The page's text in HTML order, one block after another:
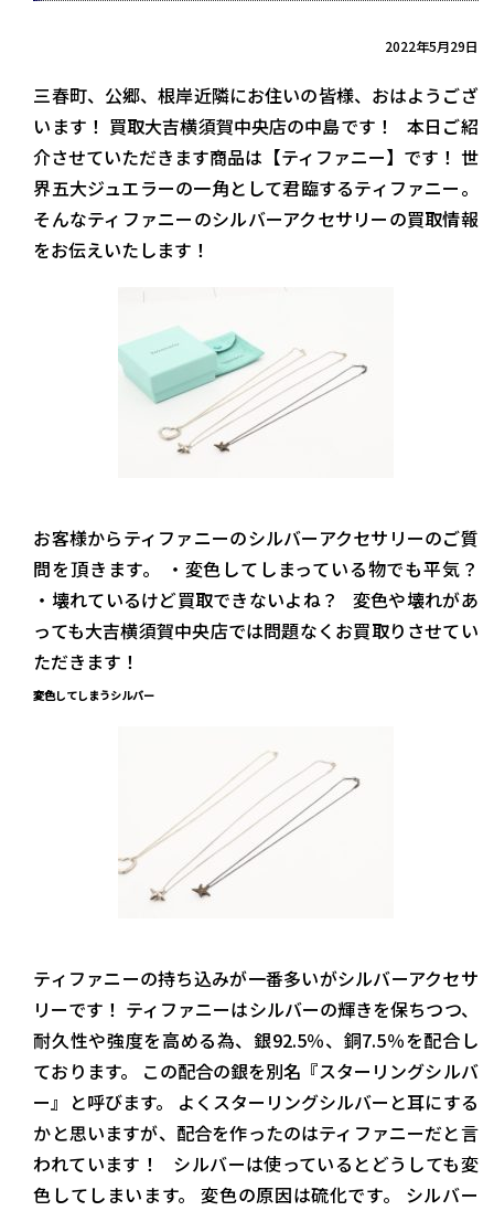
2022年5月29日
三春町、公郷、根岸近隣にお住いの皆様、おはようござ
います！ 買取大吉横須賀中央店の中島です！ 本日ご紹
介させていただきます商品は【ティファニー】です！ 世
界五大ジュエラーの一角として君臨するティファニー。
そんなティファニーのシルバーアクセサリーの買取情報
をお伝えいたします！
お客様からティファニーのシルバーアクセサリーのご質
問を頂きます。 ・変色してしまっている物でも平気？
・壊れているけど買取できないよね？ 変色や壊れがあ
っても大吉横須賀中央店では問題なくお買取りさせてい
ただきます！
変色してしまうシルバー
ティファニーの持ち込みが一番多いがシルバーアクセサ
リーです！ ティファニーはシルバーの輝きを保ちつつ、
耐久性や強度を高める為、銀92.5％、銅7.5％を配合し
ております。 この配合の銀を別名『スターリングシルバ
ー』と呼びます。 よくスターリングシルバーと耳にする
かと思いますが、配合を作ったのはティファニーだと言
われています！ シルバーは使っているとどうしても変
色してしまいます。 変色の原因は硫化です。 シルバー